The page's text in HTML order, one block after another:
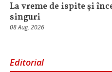
La vreme de ispite și
singuri
08 Aug, 2026
Editorial